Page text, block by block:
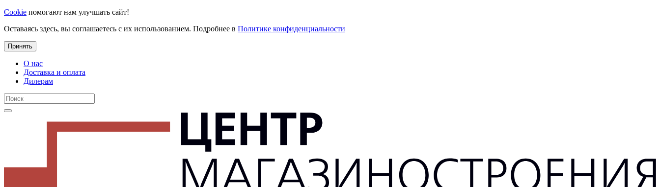
Cookie помогают нам улучшать сайт!
Оставаясь здесь, вы соглашаетесь с их использованием. Подробнее в Политике конфиденциальности
Принять
О нас
Доставка и оплата
Дилерам